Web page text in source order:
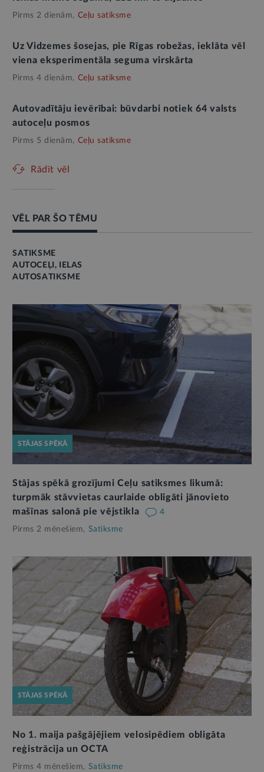
Pirms 2 dienām, Ceļu satiksme
Uz Vidzemes šosejas, pie Rīgas robežas, ieklāta vēl
viena eksperimentāla seguma virskārta
Pirms 4 dienām, Ceļu satiksme
Autovadītāju ievērībai: būvdarbi notiek 64 valsts
autoceļu posmos
Pirms 5 dienām, Ceļu satiksme
Rādīt vēl
VĒL PAR ŠO TĒMU
SATIKSME
AUTOCEĻI, IELAS
AUTOSATIKSME
STĀJAS SPĒKĀ
Stājas spēkā grozījumi Ceļu satiksmes likumā:
turpmāk stāvvietas caurlaide obligāti jānovieto
mašīnas salonā pie vējstikla
4
Pirms 2 mēnešiem, Satiksme
STĀJAS SPĒKĀ
No 1. maija pašgājējiem velosipēdiem obligāta
reģistrācija un OCTA
Pirms 4 mēnešiem, Satiksme